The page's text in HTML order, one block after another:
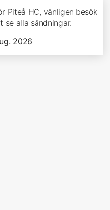
Piteå HC, vänligen besök
se alla sändningar.
2026